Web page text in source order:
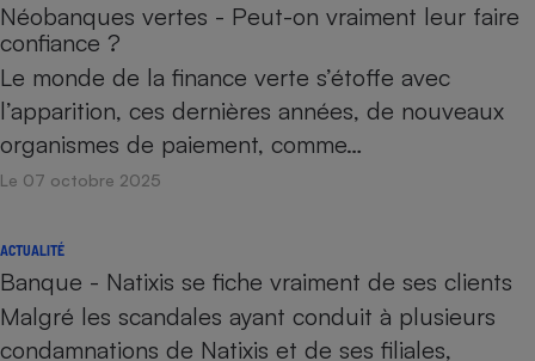
Néobanques vertes - Peut-on vraiment leur faire
confiance ?
Le monde de la finance verte s’étoffe avec
l’apparition, ces dernières années, de nouveaux
organismes de paiement, comme…
Le 07 octobre 2025
ACTUALITÉ
Banque - Natixis se fiche vraiment de ses clients
Malgré les scandales ayant conduit à plusieurs
condamnations de Natixis et de ses filiales,